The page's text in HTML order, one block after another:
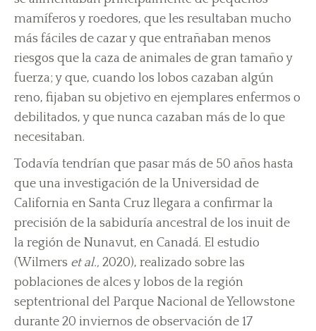
mamíferos y roedores, que les resultaban mucho
más fáciles de cazar y que entrañaban menos
riesgos que la caza de animales de gran tamaño y
fuerza; y que, cuando los lobos cazaban algún
reno, fijaban su objetivo en ejemplares enfermos o
debilitados, y que nunca cazaban más de lo que
necesitaban.
Todavía tendrían que pasar más de 50 años hasta
que una investigación de la Universidad de
California en Santa Cruz llegara a confirmar la
precisión de la sabiduría ancestral de los inuit de
la región de Nunavut, en Canadá. El estudio
(Wilmers et al., 2020), realizado sobre las
poblaciones de alces y lobos de la región
septentrional del Parque Nacional de Yellowstone
durante 20 inviernos de observación de 17